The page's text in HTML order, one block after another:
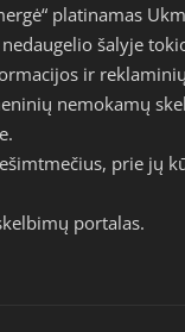
platinamas
šalyje
ir
nemokamų
prie jų
portalas.